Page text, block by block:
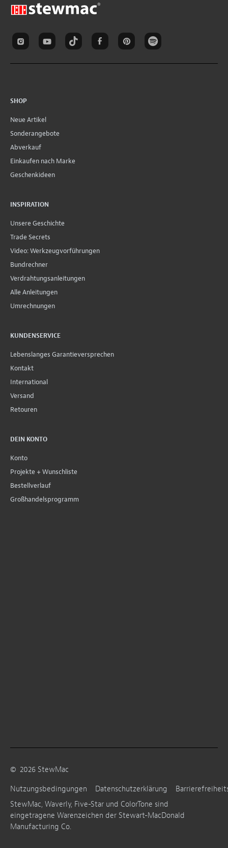
SHOP
Neue Artikel
Sonderangebote
Abverkauf
Einkaufen nach Marke
Geschenkideen
INSPIRATION
Unsere Geschichte
Trade Secrets
Video: Werkzeugvorführungen
Bundrechner
Verdrahtungsanleitungen
Alle Anleitungen
Umrechnungen
KUNDENSERVICE
Lebenslanges Garantieversprechen
Kontakt
International
Versand
Retouren
DEIN KONTO
Konto
Projekte + Wunschliste
Bestellverlauf
Großhandelsprogramm
© 2026 StewMac
Nutzungsbedingungen
Datenschutzerklärung
StewMac, Waverly, Five-Star und ColorTone sind
eingetragene Warenzeichen der Stewart-MacDonald
Manufacturing Co.